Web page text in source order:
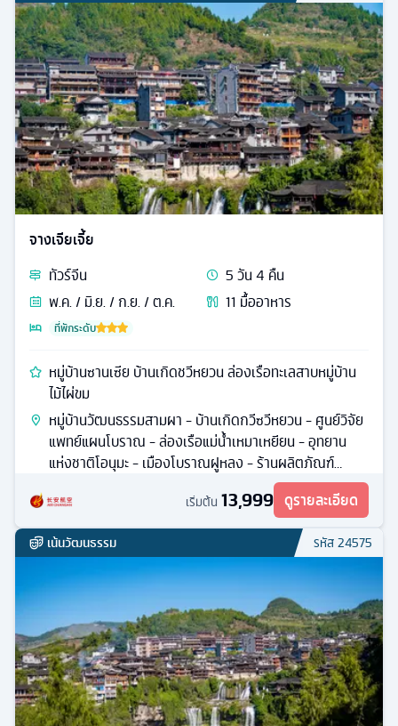
จางเจียเจี้ย
ทัวร์จีน 5วัน4 คืน
พ.ค. / มิ.ย. / ก.ย. / ต.ค.
11 มื้ออาหาร
ที่พักระดับ
หมู่บ้านซานเซีย บ้านเกิดชวีหยวน ล่องเรือทะเลสาบหมู่บ้าน
ไม้ไผ่ขม
หมู่บ้านวัฒนธรรมสามผา - บ้านเกิดกวีซวีหยวน - ศูนย์วิจัย
แพทย์แผนโบราณ - ล่องเรือแม่น้ำเหมาเหยียน - อุทยาน
แห่งชาติโอนุมะ - เมืองโบราณฝูหลง - ร้านผลิตภัณฑ์
เริ่มต้น 13,999 ดูรายละเอียด
เน้นวัฒนธรรม รหัส24575